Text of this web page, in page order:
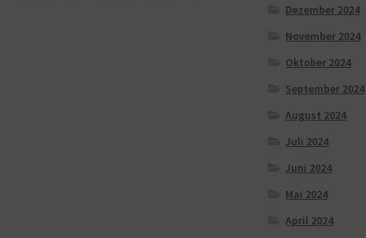
Dezember 2024
November 2024
Oktober 2024
September 2024
August 2024
Juli 2024
Juni 2024
Mai 2024
April 2024